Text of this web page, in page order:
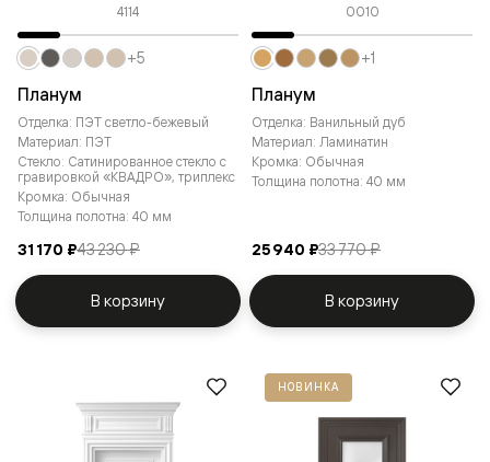
4114
Планум
Отделка: ПЭТ светло-бежевый
Материал: ПЭТ
Стекло: Сатинированное стекло с
гравировкой «КВАДРО», триплекс
Кромка: Обычная
Толщина полотна: 40 мм
31 170 ₽43 230 ₽
+5
В корзину
0010
Планум
Отделка: Ванильный дуб
Материал: Ламинатин
Кромка: Обычная
Толщина полотна: 40 мм
25 940 ₽33 770 ₽
+1
В корзину
НОВИНКА